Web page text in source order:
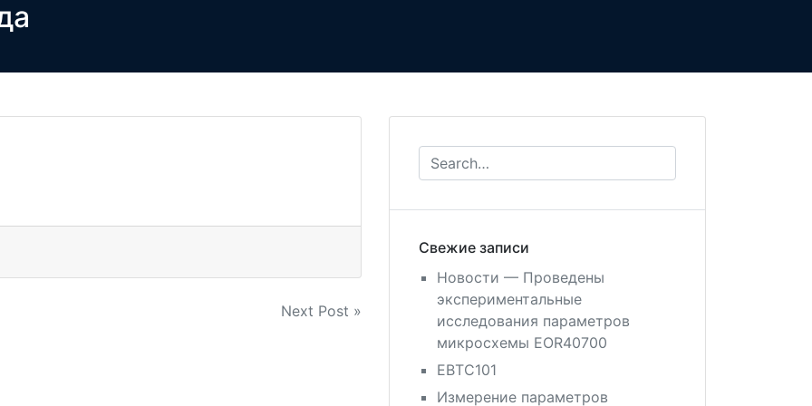
Next Post »
Свежие записи
Новости — Проведены
экспериментальные
исследования параметров
микросхемы EOR40700
EBTC101
Измерение параметров